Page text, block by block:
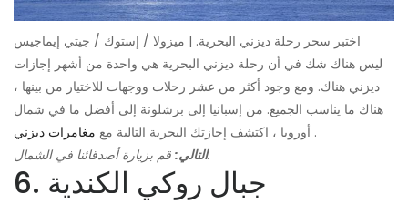
اختبر سحر رحلة ديزني البحرية. | ميزولا / إستوك / جيتي إيماجيس
ليس هناك شك في أن رحلة ديزني البحرية هي واحدة من أشهر إجازات
ديزني هناك. ومع وجود أكثر من عشر رحلات ووجهات للاختيار من بينها ،
هناك ما يناسب الجميع. من إسبانيا إلى برشلونة إلى أفضل ما في شمال
أوروبا ، اكتشف إجازتك البحرية التالية مع مغامرات ديزني
.
التالي:قم بزيارة أصدقائنا في الشمال.
6. جبال روكي الكندية